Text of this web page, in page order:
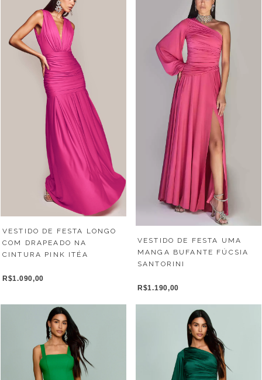
VESTIDO DE FESTA LONGO
COM DRAPEADO NA
CINTURA PINK ITÉA
R$1.090,00
VESTIDO DE FESTA UMA
MANGA BUFANTE FÚCSIA
SANTORINI
R$1.190,00